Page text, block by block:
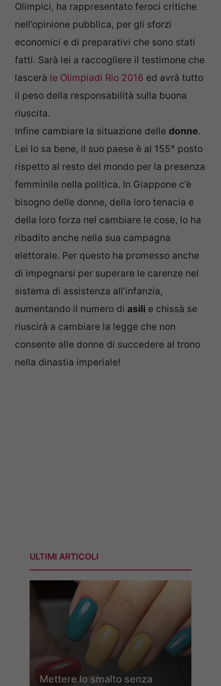
Olimpici, ha rappresentato feroci critiche
nell’opinione pubblica, per gli sforzi
economici e di preparativi che sono stati
fatti. Sarà lei a raccogliere il testimone che
lascerà le Olimpiadi Rio 2016 ed avrà tutto
il peso della responsabilità sulla buona
riuscita.
Infine cambiare la situazione delle donne.
Lei lo sa bene, il suo paese è al 155° posto
rispetto al resto del mondo per la presenza
femminile nella politica. In Giappone c’è
bisogno delle donne, della loro tenacia e
della loro forza nel cambiare le cose, lo ha
ribadito anche nella sua campagna
elettorale. Per questo ha promesso anche
di impegnarsi per superare le carenze nel
sistema di assistenza all’infanzia,
aumentando il numero di asili e chissà se
riuscirà a cambiare la legge che non
consente alle donne di succedere al trono
nella dinastia imperiale!
ULTIMI ARTICOLI
Mettere lo smalto senza